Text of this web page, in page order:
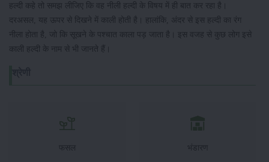
हल्दी कहे तो समझ लीजिए कि वह नीली हल्दी के विषय में ही बात कर रहा है।
दरअसल, यह ऊपर से दिखने में काली होती है। हालांकि, अंदर से इस हल्दी का रंग
नीला होता है, जो कि सूखने के पश्चात काला पड़ जाता है। इस वजह से कुछ लोग इसे
काली हल्दी के नाम से भी जानते हैं।
फसल भंडारण